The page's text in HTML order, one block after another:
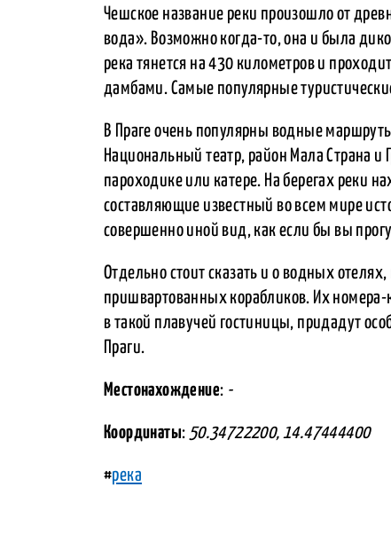
Чешское название реки произошло от
вода». Возможно когда-то, она и была
река тянется на 430 километров и
дамбами. Самые популярные
В Праге очень популярны водные
Национальный театр, район Мала Страна
пароходике или катере. На берегах реки
составляющие известный во всем мире
совершенно иной вид, как если бы вы
Отдельно стоит сказать и о водных
пришвартованных корабликов. Их
в такой плавучей гостиницы, придадут
Праги.
Местонахождение: -
Координаты: 50.34722200, 14.47444400
#река